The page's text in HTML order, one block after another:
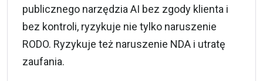
publicznego narzędzia AI bez zgody klienta i
bez kontroli, ryzykuje nie tylko naruszenie
RODO. Ryzykuje też naruszenie NDA i utratę
zaufania.